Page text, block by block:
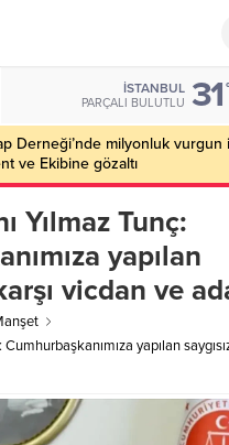
İSTANBUL
PARÇALI BULUTLU 31
Derneği’nde milyonluk vurgun
ve Ekibine gözaltı
Yılmaz Tunç:
yapılan
vicdan ve
yapılan